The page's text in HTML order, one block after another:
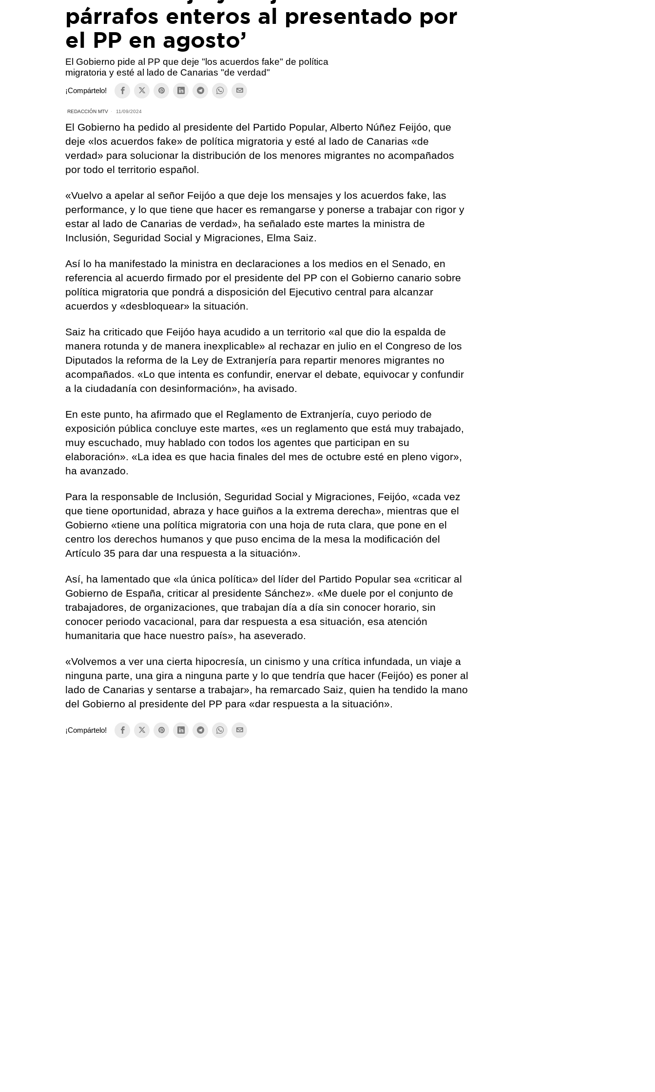
párrafos enteros al presentado por
el PP en agosto’
El Gobierno pide al PP que deje "los acuerdos fake" de política
migratoria y esté al lado de Canarias "de verdad"
¡Compártelo!
REDACCIÓN MTV 11/09/2024
El Gobierno ha pedido al presidente del Partido Popular, Alberto Núñez Feijóo, que
deje «los acuerdos fake» de política migratoria y esté al lado de Canarias «de
verdad» para solucionar la distribución de los menores migrantes no acompañados
por todo el territorio español.
«Vuelvo a apelar al señor Feijóo a que deje los mensajes y los acuerdos fake, las
performance, y lo que tiene que hacer es remangarse y ponerse a trabajar con rigor y
estar al lado de Canarias de verdad», ha señalado este martes la ministra de
Inclusión, Seguridad Social y Migraciones, Elma Saiz.
Así lo ha manifestado la ministra en declaraciones a los medios en el Senado, en
referencia al acuerdo firmado por el presidente del PP con el Gobierno canario sobre
política migratoria que pondrá a disposición del Ejecutivo central para alcanzar
acuerdos y «desbloquear» la situación.
Saiz ha criticado que Feijóo haya acudido a un territorio «al que dio la espalda de
manera rotunda y de manera inexplicable» al rechazar en julio en el Congreso de los
Diputados la reforma de la Ley de Extranjería para repartir menores migrantes no
acompañados. «Lo que intenta es confundir, enervar el debate, equivocar y confundir
a la ciudadanía con desinformación», ha avisado.
En este punto, ha afirmado que el Reglamento de Extranjería, cuyo periodo de
exposición pública concluye este martes, «es un reglamento que está muy trabajado,
muy escuchado, muy hablado con todos los agentes que participan en su
elaboración». «La idea es que hacia finales del mes de octubre esté en pleno vigor»,
ha avanzado.
Para la responsable de Inclusión, Seguridad Social y Migraciones, Feijóo, «cada vez
que tiene oportunidad, abraza y hace guiños a la extrema derecha», mientras que el
Gobierno «tiene una política migratoria con una hoja de ruta clara, que pone en el
centro los derechos humanos y que puso encima de la mesa la modificación del
Artículo 35 para dar una respuesta a la situación».
Así, ha lamentado que «la única política» del líder del Partido Popular sea «criticar al
Gobierno de España, criticar al presidente Sánchez». «Me duele por el conjunto de
trabajadores, de organizaciones, que trabajan día a día sin conocer horario, sin
conocer periodo vacacional, para dar respuesta a esa situación, esa atención
humanitaria que hace nuestro país», ha aseverado.
«Volvemos a ver una cierta hipocresía, un cinismo y una crítica infundada, un viaje a
ninguna parte, una gira a ninguna parte y lo que tendría que hacer (Feijóo) es poner al
lado de Canarias y sentarse a trabajar», ha remarcado Saiz, quien ha tendido la mano
del Gobierno al presidente del PP para «dar respuesta a la situación».
¡Compártelo!